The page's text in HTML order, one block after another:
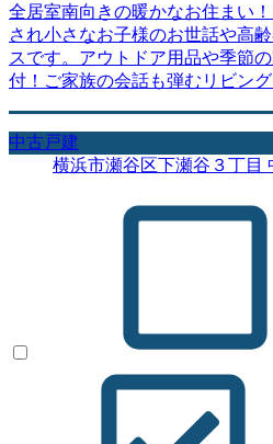
全居室南向きの暖かなお住まい
され小さなお子様のお世話や高
スです。アウトドア用品や季節
付！ご家族の会話も弾むリビング
中古戸建
横浜市瀬谷区下瀬谷３丁目